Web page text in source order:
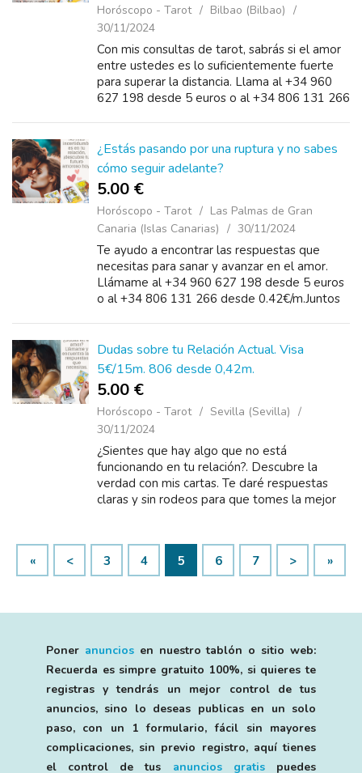
Horóscopo - Tarot
Bilbao (Bilbao)
30/11/2024
Con mis consultas de tarot, sabrás si el amor
entre ustedes es lo suficientemente fuerte
para superar la distancia. Llama al +34 960
627 198 desde 5 euros o al +34 806 131 266
¿Estás pasando por una ruptura y no sabes
cómo seguir adelante?
5.00 €
Horóscopo - Tarot
Las Palmas de Gran
Canaria (Islas Canarias)
30/11/2024
Te ayudo a encontrar las respuestas que
necesitas para sanar y avanzar en el amor.
Llámame al +34 960 627 198 desde 5 euros
o al +34 806 131 266 desde 0.42€/m.Juntos
Dudas sobre tu Relación Actual. Visa
5€/15m. 806 desde 0,42m.
5.00 €
Horóscopo - Tarot
Sevilla (Sevilla)
30/11/2024
¿Sientes que hay algo que no está
funcionando en tu relación?. Descubre la
verdad con mis cartas. Te daré respuestas
claras y sin rodeos para que tomes la mejor
«
< 3 4 5 6 7 > »
Poner anunciosen nuestro tablón o sitio web:
Recuerda es simpre gratuito 100%, si quieres te
registras y tendrás un mejor control de tus
anuncios, sino lo deseas publicas en un solo
paso, con un 1 formulario, fácil sin mayores
complicaciones, sin previo registro, aquí tienes
el control de tus anuncios gratispuedes